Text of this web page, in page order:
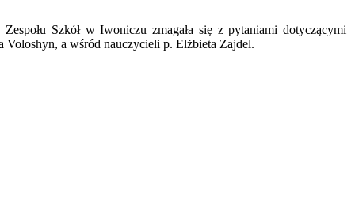
Szkół w Iwoniczu zmagała się z pytaniami dotyczącymi
a wśród nauczycieli p. Elżbieta Zajdel.